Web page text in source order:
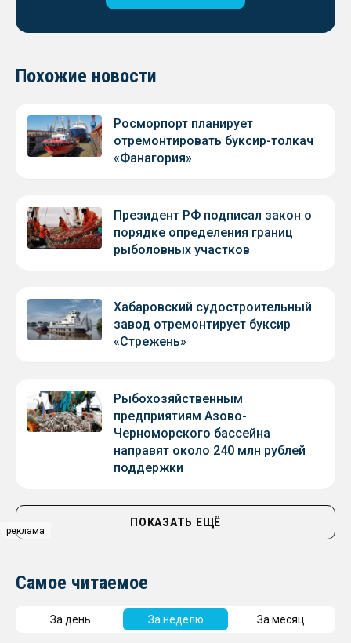
реклама
Похожие новости
Росморпорт планирует
отремонтировать буксир-толкач
«Фанагория»
Президент РФ подписал закон о
порядке определения границ
рыболовных участков
Хабаровский судостроительный
завод отремонтирует буксир
«Стрежень»
Рыбохозяйственным
предприятиям Азово-
Черноморского бассейна
направят около 240 млн рублей
поддержки
ПОКАЗАТЬ ЕЩЁ
Самое читаемое
За день За неделю За месяц